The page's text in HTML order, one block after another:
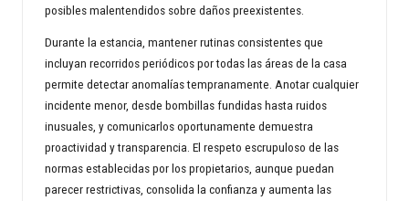
posibles malentendidos sobre daños preexistentes.
Durante la estancia, mantener rutinas consistentes que
incluyan recorridos periódicos por todas las áreas de la casa
permite detectar anomalías tempranamente. Anotar cualquier
incidente menor, desde bombillas fundidas hasta ruidos
inusuales, y comunicarlos oportunamente demuestra
proactividad y transparencia. El respeto escrupuloso de las
normas establecidas por los propietarios, aunque puedan
parecer restrictivas, consolida la confianza y aumenta las